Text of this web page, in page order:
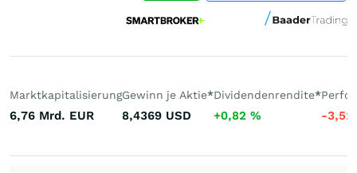
Marktkapitalisierung
6,76 Mrd. EUR
Gewinn je Aktie*
8,4369 USD
Dividendenrendite*
+0,82 % -3,51